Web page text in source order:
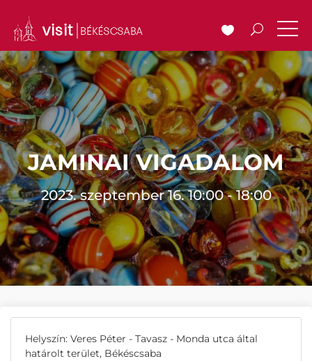
JAMINAI VIGADALOM
2023. szeptember 16. 10:00 - 18:00
Helyszín: Veres Péter - Tavasz - Monda utca által
határolt terület, Békéscsaba